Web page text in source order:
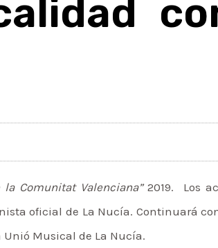
la Comunitat Valenciana”2019. Los
oficial de La Nucía. Continuará
Musical de La Nucía.